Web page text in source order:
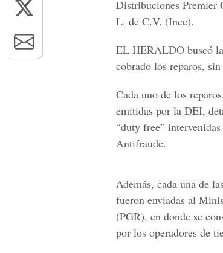
Distribuciones Premier
L. de C.V. (Ince).
EL HERALDO buscó
cobrado los reparos,
Cada uno de los
emitidas por la DEI,
“duty free”
Antifraude.
Además, cada una de
fueron enviadas al
(PGR), en donde se
por los operadores de